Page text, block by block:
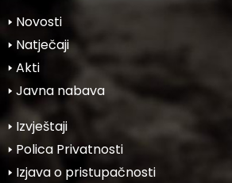
🢒 Novosti
🢒 Natječaji
🢒 Akti
🢒 Javna nabava
🢒 Izvještaji
🢒 Polica Privatnosti
🢒 Izjava o pristupačnosti